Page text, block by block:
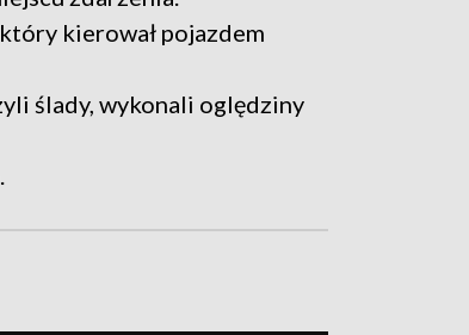
kierował pojazdem
ślady, wykonali oględziny